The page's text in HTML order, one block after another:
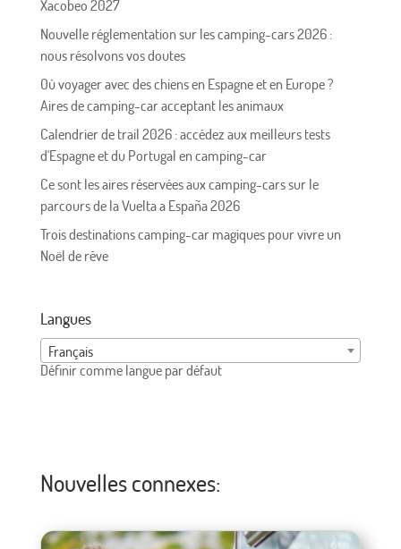
Xacobeo 2027
Nouvelle réglementation sur les camping-cars 2026 :
nous résolvons vos doutes
Où voyager avec des chiens en Espagne et en Europe ?
Aires de camping-car acceptant les animaux
Calendrier de trail 2026 : accédez aux meilleurs tests
d'Espagne et du Portugal en camping-car
Ce sont les aires réservées aux camping-cars sur le
parcours de la Vuelta a España 2026
Trois destinations camping-car magiques pour vivre un
Noël de rêve
Langues
Français
Définir comme langue par défaut
Nouvelles connexes: